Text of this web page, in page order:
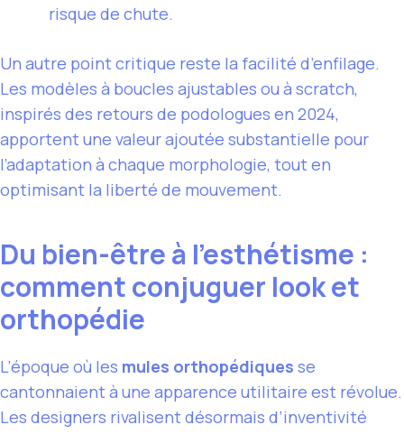
risque de chute.
Un autre point critique reste la facilité d’enfilage.
Les modèles à boucles ajustables ou à scratch,
inspirés des retours de podologues en 2024,
apportent une valeur ajoutée substantielle pour
l’adaptation à chaque morphologie, tout en
optimisant la liberté de mouvement.
Du bien-être à l’esthétisme :
comment conjuguer look et
orthopédie
L’époque où les mules orthopédiques se
cantonnaient à une apparence utilitaire est révolue.
Les designers rivalisent désormais d’inventivité